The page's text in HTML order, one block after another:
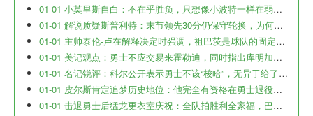
01-01 小莫里斯自白：不在乎胜负，只想像小波特一样在弱队刷出漂亮数据
01-01 解说质疑斯普利特：末节领先30分仍保守轮换，为何不让杨瀚森上？不担心克林根疲劳伤病吗？
01-01 主帅泰伦-卢在解释决定时强调，祖巴茨是球队的固定首发。
01-01 美记观点：勇士不应交易来霍勒迪，同时指出库明加目前与开拓者、鹈鹕和奇才等队有交易联系。
01-01 名记锐评：科尔公开表示勇士不该“梭哈”，无异于给了库里一记响亮的耳光，这是对球队核心的公开叫板。
01-01 皮尔斯肯定追梦历史地位：他完全有资格在勇士退役球衣甚至立起雕像，你必须接受他的全部。
01-01 击退勇士后猛龙更衣室庆祝：全队拍胜利全家福，巴恩斯获赠大金链